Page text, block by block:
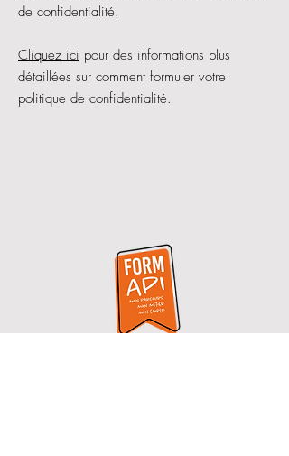
de confidentialité.
Cliquez ici pour des informations plus
détaillées sur comment formuler votre
politique de confidentialité.